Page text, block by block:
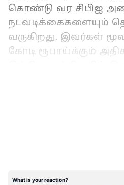
கொண்டு வர சிபிஐ
நடவடிக்கைகளையும்
வருகிறது. இவர்கள்
கோடி ரூபாய்க்கும்